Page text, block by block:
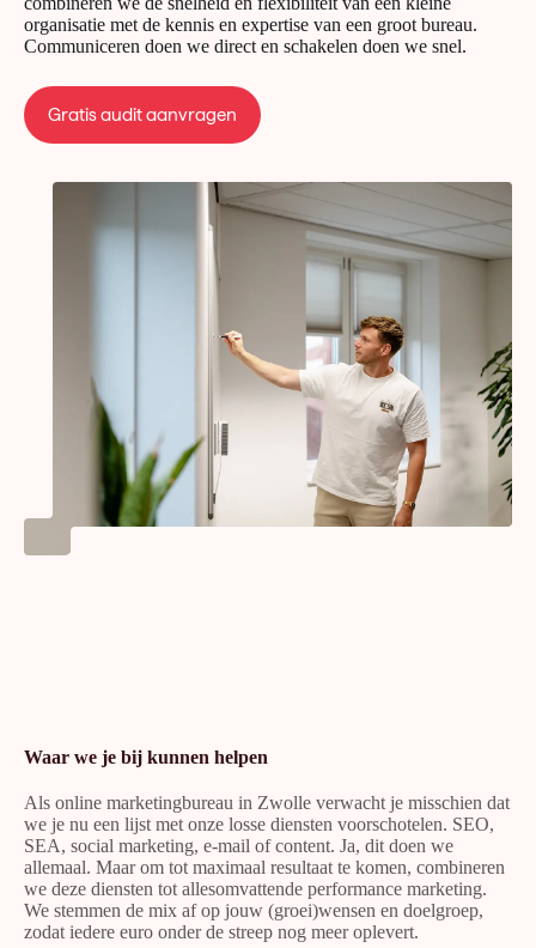
organisatie met de kennis en expertise van een groot bureau.
Communiceren doen we direct en schakelen doen we snel.
Gratis audit aanvragen
Waar we je bij kunnen helpen
Als online marketingbureau in Zwolle verwacht je misschien dat
we je nu een lijst met onze losse diensten voorschotelen. SEO,
SEA, social marketing, e-mail of content. Ja, dit doen we
allemaal. Maar om tot maximaal resultaat te komen, combineren
we deze diensten tot allesomvattende performance marketing.
We stemmen de mix af op jouw (groei)wensen en doelgroep,
zodat iedere euro onder de streep nog meer oplevert.